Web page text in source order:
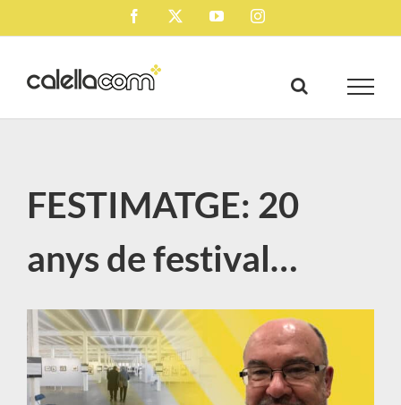
to
Facebook YouTubeInstagram
FESTIMATGE: 20
anys de festival…